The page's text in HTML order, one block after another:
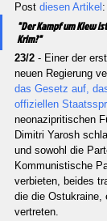
Post diesen Artikel :
"Der Kampf um Kiew
Krim?"
23/2 - Einer der
neuen Regierung
das Gesetz auf,
offiziellen
neonazipritischen
Dimitri Yarosh
und sowohl die
Kommunistische
verbieten, beides
die die Ostukraine,
vertreten.